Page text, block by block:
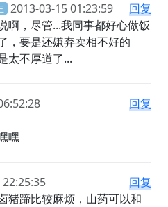
2013-03-15 01:23:59
回复
啊，尽管...我同事都好心做饭
，要是还嫌弃卖相不好的
太不厚道了...
回复
嘿
回复
猪蹄比较麻烦，山药可以和